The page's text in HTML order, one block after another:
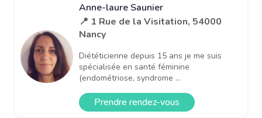
Anne-laure Saunier
📍 1 Rue de la Visitation, 54000
Nancy
Diététicienne depuis 15 ans je me suis
spécialisée en santé féminine
(endométriose, syndrome ...
Prendre rendez-vous